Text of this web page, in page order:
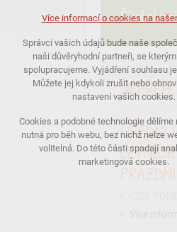
Školní
ÚŘEDNÍ
LETNÍCH
KAŽDÉ
Volitelná cookies
vyhodnocení návštěvnosti
marketingová cookies (Google)
Více informací o cookies na
PŘIJMOUT VŠECHNY COOKIES
Více informací o cookies na
Správci vašich údajů bude naše
naši důvěryhodní partneři, se
spolupracujeme. Vyjádření souhlasu
Můžete jej kdykoli zrušit nebo
nastavení vašich cookies.
Cookies a podobné technologie dělíme
nutná pro běh webu, bez nichž nelze
volitelná. Do této části spadají
marketingová cookies.